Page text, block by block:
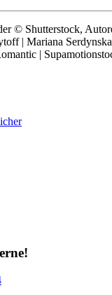
© Shutterstock,
| Mariana
|